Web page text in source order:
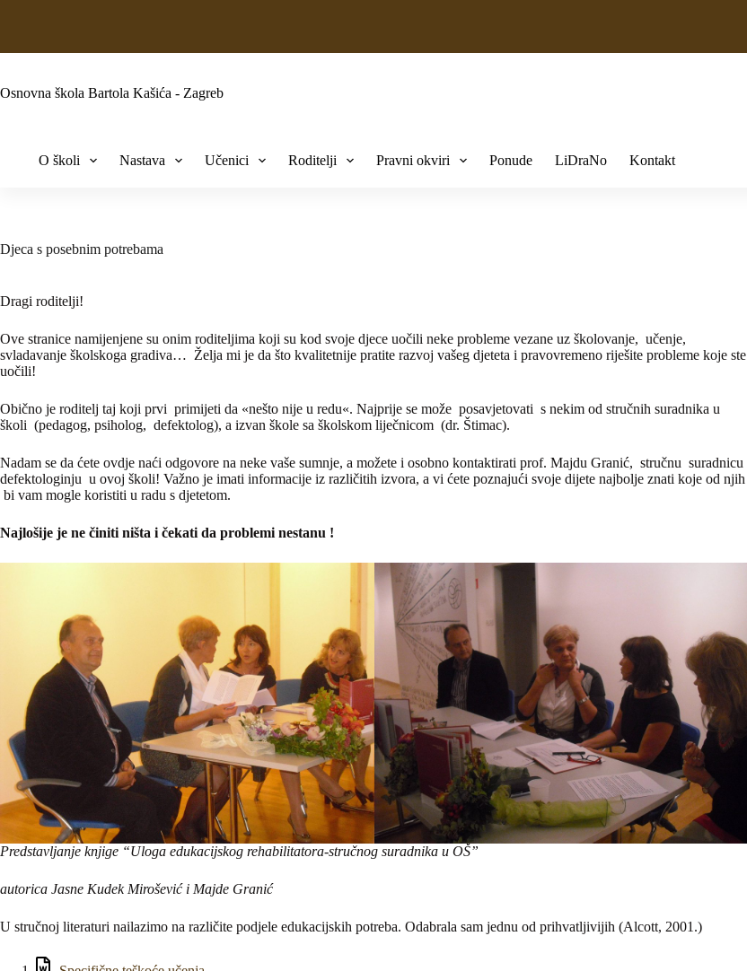
Osnovna škola Bartola Kašića - Zagreb
O školi Nastava Učenici Roditelji Pravni okviri Ponude LiDraNo Kontakt
Djeca s posebnim potrebama
Dragi roditelji!
Ove stranice namijenjene su onim roditeljima koji su kod svoje djece uočili neke probleme vezane uz školovanje, učenje,
svladavanje školskoga gradiva… Želja mi je da što kvalitetnije pratite razvoj vašeg djeteta i pravovremeno riješite probleme koje ste
uočili!
Obično je roditelj taj koji prvi primijeti da «nešto nije u redu«. Najprije se može posavjetovati s nekim od stručnih suradnika u
školi (pedagog, psiholog, defektolog), a izvan škole sa školskom liječnicom (dr. Štimac).
Nadam se da ćete ovdje naći odgovore na neke vaše sumnje, a možete i osobno kontaktirati prof. Majdu Granić, stručnu suradnicu
defektologinju u ovoj školi! Važno je imati informacije iz različitih izvora, a vi ćete poznajući svoje dijete najbolje znati koje od njih
bi vam mogle koristiti u radu s djetetom.
Najlošije je ne činiti ništa i čekati da problemi nestanu !
Predstavljanje knjige “Uloga edukacijskog rehabilitatora-stručnog suradnika u OŠ”
autorica Jasne Kudek Mirošević i Majde Granić
U stručnoj literaturi nailazimo na različite podjele edukacijskih potreba. Odabrala sam jednu od prihvatljivijih (Alcott, 2001.)